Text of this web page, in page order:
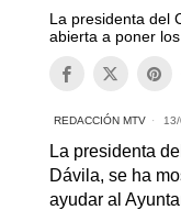
La presidenta del
abierta a poner
REDACCIÓN MTV
La presidenta
Dávila, se ha
ayudar al